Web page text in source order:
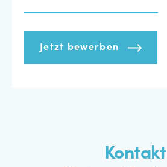
Jetzt bewerben
Kontakt